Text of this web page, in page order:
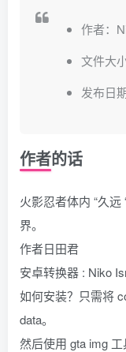
作者：
文件大
发布日
作者的话
火影忍者体内 “久
界。
作者日田君
安卓转换器 : Niko
如何安装？只需将
data。
然后使用 gta img 工